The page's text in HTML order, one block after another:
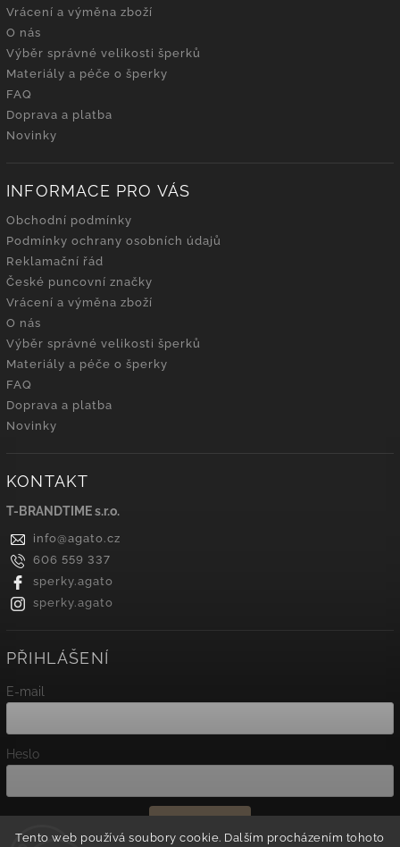
Tento web používá soubory cookie. Dalším procházením tohoto
Vrácení a výměna zboží
O nás
Výběr správné velikosti šperků
Materiály a péče o šperky
FAQ
Doprava a platba
Novinky
INFORMACE PRO VÁS
Obchodní podmínky
Podmínky ochrany osobních údajů
Reklamační řád
České puncovní značky
Vrácení a výměna zboží
O nás
Výběr správné velikosti šperků
Materiály a péče o šperky
FAQ
Doprava a platba
Novinky
KONTAKT
T-BRANDTIME s.r.o.
info@agato.cz
606 559 337
sperky.agato
sperky.agato
PŘIHLÁŠENÍ
E-mail
Heslo